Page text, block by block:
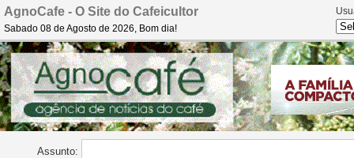
AgnoCafe - O Site do Cafeicultor
Sabado 08 de Agosto de 2026, Bom dia!
Assunto: